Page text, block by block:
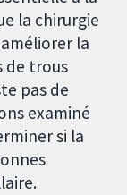
la chirurgie
la
de trous
pas de
examiné
si la